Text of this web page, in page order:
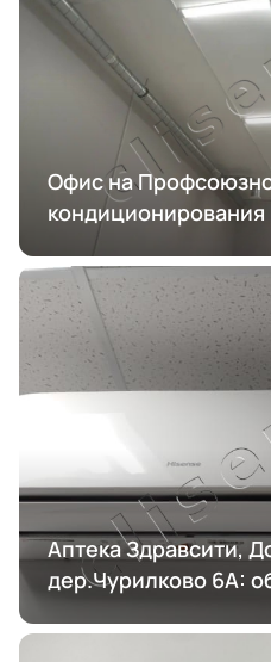
Офис на
кондиционирования
Аптека Здравсити,
дер.Чурилково 6А: